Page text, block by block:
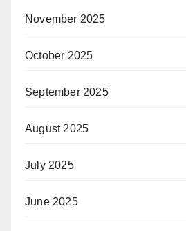
November 2025
October 2025
September 2025
August 2025
July 2025
June 2025